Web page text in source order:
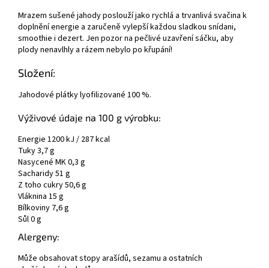
Mrazem sušené jahody poslouží jako rychlá a trvanlivá svačina k
doplnění energie a zaručeně vylepší každou sladkou snídani,
smoothie i dezert. Jen pozor na pečlivé uzavření sáčku, aby
plody nenavlhly a rázem nebylo po křupání!
Složení:
Jahodové plátky lyofilizované 100 %.
Výživové údaje na 100 g výrobku:
Energie 1200 kJ / 287 kcal
Tuky 3,7 g
Nasycené MK 0,3 g
Sacharidy 51 g
Z toho cukry 50,6 g
Vláknina 15 g
Bílkoviny 7,6 g
Sůl 0 g
Alergeny:
Může obsahovat stopy arašídů, sezamu a ostatních